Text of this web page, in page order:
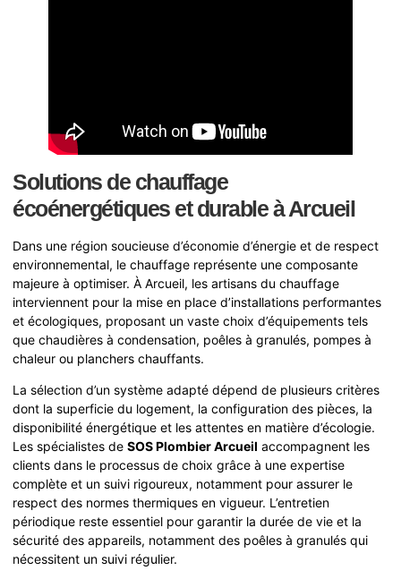
Solutions de chauffage
écoénergétiques et durable à Arcueil
Dans une région soucieuse d’économie d’énergie et de respect
environnemental, le chauffage représente une composante
majeure à optimiser. À Arcueil, les artisans du chauffage
interviennent pour la mise en place d’installations performantes
et écologiques, proposant un vaste choix d’équipements tels
que chaudières à condensation, poêles à granulés, pompes à
chaleur ou planchers chauffants.
La sélection d’un système adapté dépend de plusieurs critères
dont la superficie du logement, la configuration des pièces, la
disponibilité énergétique et les attentes en matière d’écologie.
Les spécialistes de SOS Plombier Arcueil accompagnent les
clients dans le processus de choix grâce à une expertise
complète et un suivi rigoureux, notamment pour assurer le
respect des normes thermiques en vigueur. L’entretien
périodique reste essentiel pour garantir la durée de vie et la
sécurité des appareils, notamment des poêles à granulés qui
nécessitent un suivi régulier.